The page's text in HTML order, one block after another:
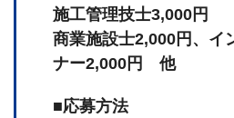
施工管理技士3,000円
商業施設士2,000円、イ
ナー2,000円 他
■応募方法